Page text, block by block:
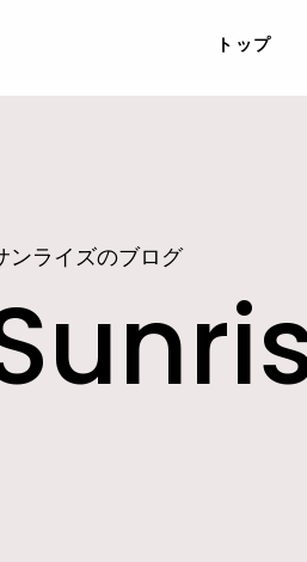
トップ
ンライズのブログ